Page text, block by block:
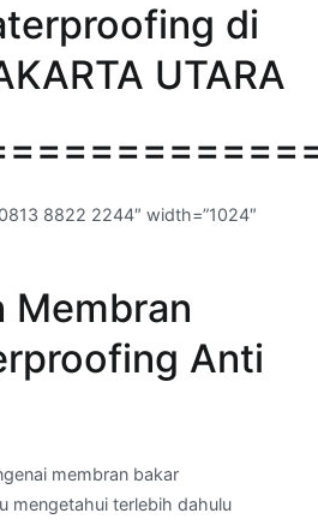
di
UTARA
8822 2244″ width=”1024″
Membran
Anti
membran bakar
mengetahui terlebih dahulu